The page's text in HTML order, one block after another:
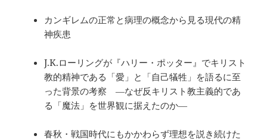
カンギレムの正常と病理の概念から見る現代の精
神疾患
J.K.ローリングが『ハリー・ポッター』でキリスト
教的精神である「愛」と「自己犠牲」を語るに至
った背景の考察 ―なぜ反キリスト教主義的であ
る「魔法」を世界観に据えたのか―
春秋・戦国時代にもかかわらず理想を説き続けた